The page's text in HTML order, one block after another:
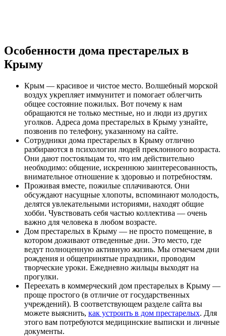
Особенности дома престарелых в
Крыму
Крым — красивое и чистое место. Волшебный морской
воздух укрепляет иммунитет и помогает облегчить
общее состояние пожилых. Вот почему к нам
обращаются не только местные, но и люди из других
уголков. Адреса дома престарелых в Крыму узнайте,
позвонив по телефону, указанному на сайте.
Сотрудники дома престарелых в Крыму отлично
разбираются в психологии людей преклонного возраста.
Они дают постояльцам то, что им действительно
необходимо: общение, искреннюю заинтересованность,
внимательное отношение к здоровью и потребностям.
Проживая вместе, пожилые сплачиваются. Они
обсуждают насущные хлопоты, вспоминают молодость,
делятся увлекательными историями, находят общие
хобби. Чувствовать себя частью коллектива — очень
важно для человека в любом возрасте.
Дом престарелых в Крыму — не просто помещение, в
котором доживают отведенные дни. Это место, где
ведут полноценную активную жизнь. Мы отмечаем дни
рождения и общепринятые праздники, проводим
творческие уроки. Ежедневно жильцы выходят на
прогулки.
Переехать в коммерческий дом престарелых в Крыму —
проще простого (в отличие от государственных
учреждений). В соответствующем разделе сайта вы
можете выяснить, как устроить в дом престарелых. Для
этого вам потребуются медицинские выписки и личные
документы.